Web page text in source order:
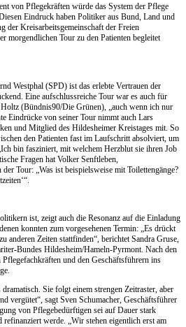
von Pflegekräften würde das System der Pflege
Eindruck haben Politiker aus Bund, Land und
der Kreisarbeitsgemeinschaft der Freien
morgendlichen Tour zu den Patienten begleitet
Westphal (SPD) ist das erlebte Vertrauen der
Eine aufschlussreiche Tour war es auch für
Holtz (Bündnis90/Die Grünen), „auch wenn ich nur
Eindrücke von seiner Tour nimmt auch Lars
und Mitglied des Hildesheimer Kreistages mit. So
den Patienten fast im Laufschritt absolviert, um
bin fasziniert, mit welchem Herzblut sie ihren Job
Fragen hat Volker Senftleben,
der Tour: „Was ist beispielsweise mit Toilettengänge?
ist, zeigt auch die Resonanz auf die Einladung
konnten zum vorgesehenen Termin: „Es drückt
anderen Zeiten stattfinden“, berichtet Sandra Gruse,
Bundes Hildesheim/Hameln-Pyrmont. Nach den
Pflegefachkräften und den Geschäftsführern ins
dramatisch. Sie folgt einem strengen Zeitraster, aber
vergütet“, sagt Sven Schumacher, Geschäftsführer
von Pflegebedürftigen sei auf Dauer stark
refinanziert werde. „Wir stehen eigentlich erst am